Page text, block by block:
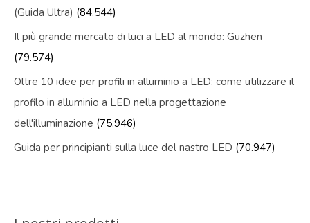
(Guida Ultra) (84.544)
Il più grande mercato di luci a LED al mondo: Guzhen
(79.574)
Oltre 10 idee per profili in alluminio a LED: come utilizzare il
profilo in alluminio a LED nella progettazione
dell'illuminazione (75.946)
Guida per principianti sulla luce del nastro LED (70.947)